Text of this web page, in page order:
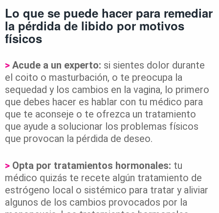
Lo que se puede hacer para remediar
la pérdida de libido por motivos
físicos
> Acude a un experto: si sientes dolor durante
el coito o masturbación, o te preocupa la
sequedad y los cambios en la vagina, lo primero
que debes hacer es hablar con tu médico para
que te aconseje o te ofrezca un tratamiento
que ayude a solucionar los problemas físicos
que provocan la pérdida de deseo.
> Opta por tratamientos hormonales: tu
médico quizás te recete algún tratamiento de
estrógeno local o sistémico para tratar y aliviar
algunos de los cambios provocados por la